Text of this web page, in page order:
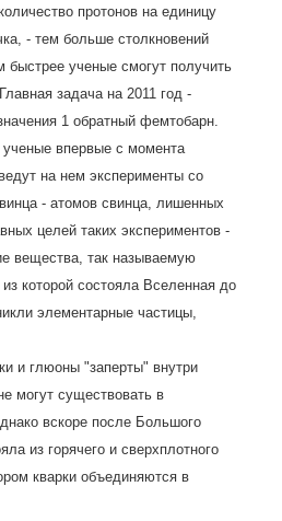
протонов на единицу
- тем больше столкновений
быстрее ученые смогут получить
задача на 2011 год -
1 обратный фемтобарн.
впервые с момента
на нем эксперименты со
- атомов свинца, лишенных
целей таких экспериментов -
вещества, так называемую
которой состояла Вселенная до
элементарные частицы,
и глюоны "заперты" внутри
могут существовать в
вскоре после Большого
из горячего и сверхплотного
кварки объединяются в